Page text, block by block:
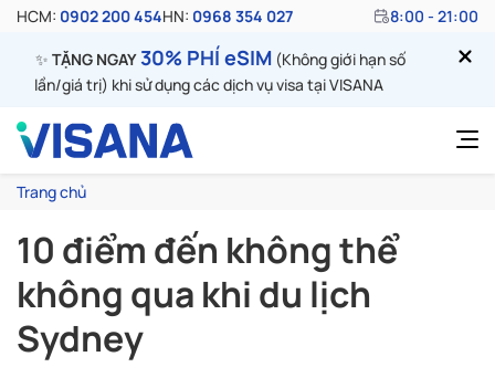
HCM: 0902 200 454HN: 0968 354 027 8:00 - 21:00
✨ TẶNG NGAY30% PHÍ eSIM (Không giới hạn số
lần/giá trị) khi sử dụng các dịch vụ visa tại VISANA
Trang chủ
10 điểm đến không thể
không qua khi du lịch
Sydney